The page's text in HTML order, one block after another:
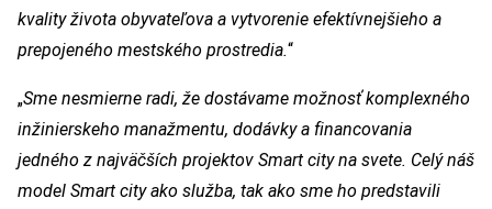
kvality života obyvateľova a vytvorenie efektívnejšieho a
prepojeného mestského prostredia.“
„Sme nesmierne radi, že dostávame možnosť komplexného
inžinierskeho manažmentu, dodávky a financovania
jedného z najväčších projektov Smart city na svete. Celý náš
model Smart city ako služba, tak ako sme ho predstavili